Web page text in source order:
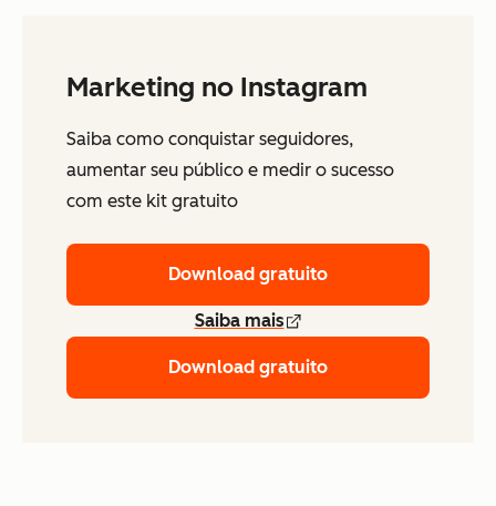
Marketing no Instagram
Saiba como conquistar seguidores,
aumentar seu público e medir o sucesso
com este kit gratuito
Download gratuito
Saiba mais
Download gratuito